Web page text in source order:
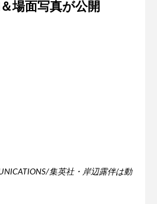
場面写真が公開
集英社・岸辺露伴は動